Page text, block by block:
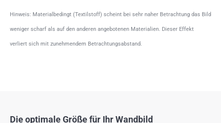
Hinweis: Materialbedingt (Textilstoff) scheint bei sehr naher Betrachtung das Bild
weniger scharf als auf den anderen angebotenen Materialien. Dieser Effekt
verliert sich mit zunehmendem Betrachtungsabstand.
Die optimale Größe für Ihr Wandbild